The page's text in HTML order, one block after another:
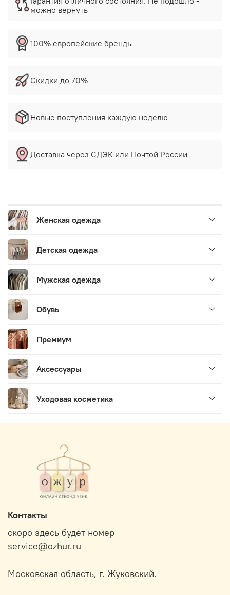
можно вернуть
100% европейские бренды
Скидки до 70%
Новые поступления каждую неделю
Доставка через СДЭК или Почтой России
Женская одежда
Детская одежда
Мужская одежда
Обувь
Премиум
Аксессуары
Уходовая косметика
Контакты
скоро здесь будет номер
service@ozhur.ru
Московская область, г. Жуковский.